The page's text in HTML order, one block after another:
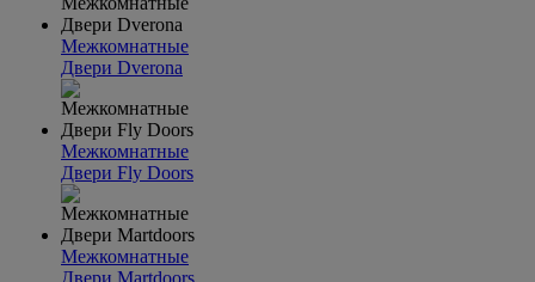
Межкомнатные
Двери Dverona
Межкомнатные
Двери Fly Doors
Межкомнатные
Двери Martdoors